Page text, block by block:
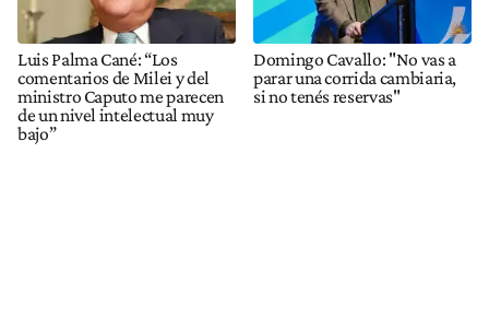
Luis Palma Cané: “Los
comentarios de Milei y del
ministro Caputo me parecen
de un nivel intelectual muy
bajo”
Domingo Cavallo: "No vas a
parar una corrida cambiaria,
si no tenés reservas"